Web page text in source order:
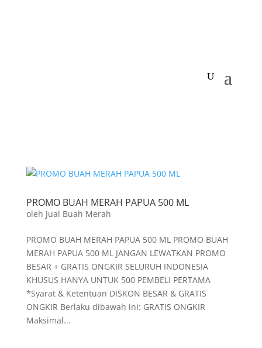
PROMO BUAH MERAH PAPUA 500 ML
oleh Jual Buah Merah
PROMO BUAH MERAH PAPUA 500 ML PROMO BUAH
MERAH PAPUA 500 ML JANGAN LEWATKAN PROMO
BESAR + GRATIS ONGKIR SELURUH INDONESIA
KHUSUS HANYA UNTUK 500 PEMBELI PERTAMA
*Syarat & Ketentuan DISKON BESAR & GRATIS
ONGKIR Berlaku dibawah ini: GRATIS ONGKIR
Maksimal...